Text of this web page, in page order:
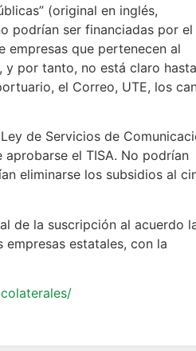
(original en inglés,
podrían ser financiadas por el
empresas que pertenecen al
y por tanto, no está claro
el Correo, UTE, los
de Servicios de
el TISA. No podrían
eliminarse los subsidios al
de la suscripción al acuerdo
estatales, con la